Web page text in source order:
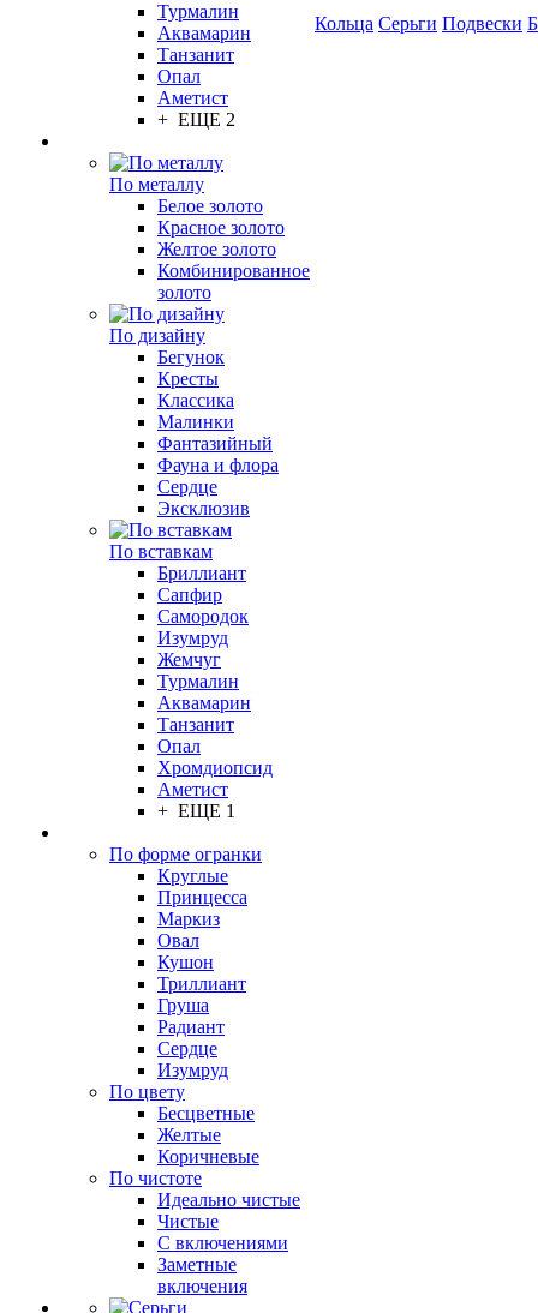
Турмалин
Аквамарин
Танзанит
Опал
Аметист
+ ЕЩЕ 2
По металлу
Белое золото
Красное золото
Желтое золото
Комбинированное
золото
По дизайну
Бегунок
Кресты
Классика
Малинки
Фантазийный
Фауна и флора
Сердце
Эксклюзив
По вставкам
Бриллиант
Сапфир
Самородок
Изумруд
Жемчуг
Турмалин
Аквамарин
Танзанит
Опал
Хромдиопсид
Аметист
+ ЕЩЕ 1
По форме огранки
Круглые
Принцесса
Маркиз
Овал
Кушон
Триллиант
Груша
Радиант
Сердце
Изумруд
По цвету
Бесцветные
Желтые
Коричневые
По чистоте
Идеально чистые
Чистые
С включениями
Заметные
включения
Кольца Серьги Подвески